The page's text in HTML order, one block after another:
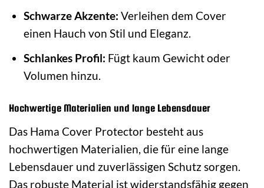
Schwarze Akzente: Verleihen dem Cover
einen Hauch von Stil und Eleganz.
Schlankes Profil: Fügt kaum Gewicht oder
Volumen hinzu.
Hochwertige Materialien und lange Lebensdauer
Das Hama Cover Protector besteht aus
hochwertigen Materialien, die für eine lange
Lebensdauer und zuverlässigen Schutz sorgen.
Das robuste Material ist widerstandsfähig gegen